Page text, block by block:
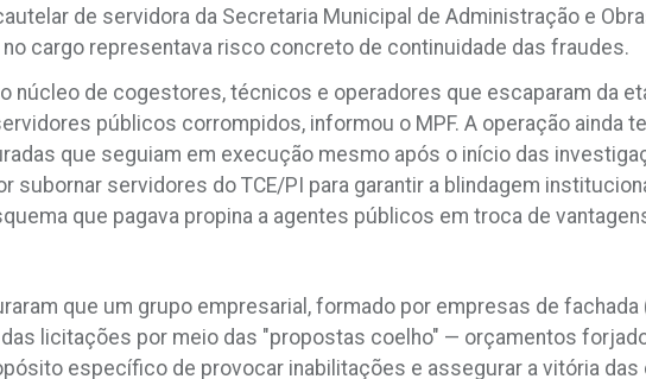
de servidora da Secretaria Municipal de Administração e
cargo representava risco concreto de continuidade das fraudes.
núcleo de cogestores, técnicos e operadores que escaparam da
públicos corrompidos, informou o MPF. A operação ainda
que seguiam em execução mesmo após o início das
servidores do TCE/PI para garantir a blindagem
que pagava propina a agentes públicos em troca de
que um grupo empresarial, formado por empresas de fachada
licitações por meio das "propostas coelho" — orçamentos
específico de provocar inabilitações e assegurar a vitória das